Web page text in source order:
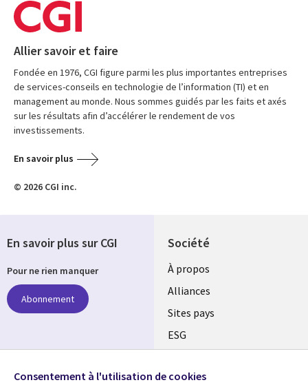
Allier savoir et faire
Fondée en 1976, CGI figure parmi les plus importantes entreprises
de services-conseils en technologie de l’information (TI) et en
management au monde. Nous sommes guidés par les faits et axés
sur les résultats afin d’accélérer le rendement de vos
investissements.
En savoir plus
© 2026 CGI inc.
Société
À propos
Alliances
Sites pays
ESG
Fusions
En savoir plus sur CGI
Pour ne rien manquer
Abonnement
Suivez-nous
Consentement à l'utilisation de cookies